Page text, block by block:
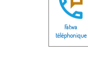
Fatwa
téléphonique